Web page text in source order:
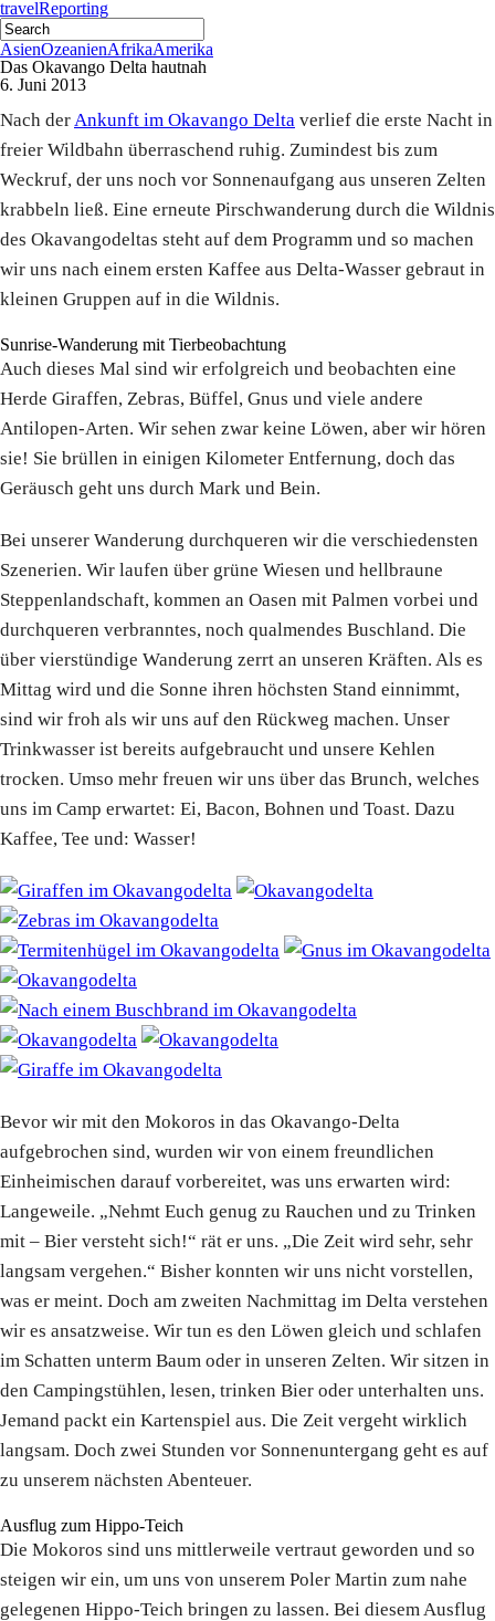
travelReporting
AsienOzeanienAfrikaAmerika
Das Okavango Delta hautnah
6. Juni 2013
Nach derAnkunft im Okavango Delta verlief die erste Nacht in
freier Wildbahn überraschend ruhig. Zumindest bis zum
Weckruf, der uns noch vor Sonnenaufgang aus unseren Zelten
krabbeln ließ. Eine erneute Pirschwanderung durch die Wildnis
des Okavangodeltas steht auf dem Programm und so machen
wir uns nach einem ersten Kaffee aus Delta-Wasser gebraut in
kleinen Gruppen auf in die Wildnis.
Sunrise-Wanderung mit Tierbeobachtung
Auch dieses Mal sind wir erfolgreich und beobachten eine
Herde Giraffen, Zebras, Büffel, Gnus und viele andere
Antilopen-Arten. Wir sehen zwar keine Löwen, aber wir hören
sie! Sie brüllen in einigen Kilometer Entfernung, doch das
Geräusch geht uns durch Mark und Bein.
Bei unserer Wanderung durchqueren wir die verschiedensten
Szenerien. Wir laufen über grüne Wiesen und hellbraune
Steppenlandschaft, kommen an Oasen mit Palmen vorbei und
durchqueren verbranntes, noch qualmendes Buschland. Die
über vierstündige Wanderung zerrt an unseren Kräften. Als es
Mittag wird und die Sonne ihren höchsten Stand einnimmt,
sind wir froh als wir uns auf den Rückweg machen. Unser
Trinkwasser ist bereits aufgebraucht und unsere Kehlen
trocken. Umso mehr freuen wir uns über das Brunch, welches
uns im Camp erwartet: Ei, Bacon, Bohnen und Toast. Dazu
Kaffee, Tee und: Wasser!
Bevor wir mit den Mokoros in das Okavango-Delta
aufgebrochen sind, wurden wir von einem freundlichen
Einheimischen darauf vorbereitet, was uns erwarten wird:
Langeweile. „Nehmt Euch genug zu Rauchen und zu Trinken
mit – Bier versteht sich!“ rät er uns. „Die Zeit wird sehr, sehr
langsam vergehen.“ Bisher konnten wir uns nicht vorstellen,
was er meint. Doch am zweiten Nachmittag im Delta verstehen
wir es ansatzweise. Wir tun es den Löwen gleich und schlafen
im Schatten unterm Baum oder in unseren Zelten. Wir sitzen in
den Campingstühlen, lesen, trinken Bier oder unterhalten uns.
Jemand packt ein Kartenspiel aus. Die Zeit vergeht wirklich
langsam. Doch zwei Stunden vor Sonnenuntergang geht es auf
zu unserem nächsten Abenteuer.
Ausflug zum Hippo-Teich
Die Mokoros sind uns mittlerweile vertraut geworden und so
steigen wir ein, um uns von unserem Poler Martin zum nahe
gelegenen Hippo-Teich bringen zu lassen. Bei diesem Ausflug